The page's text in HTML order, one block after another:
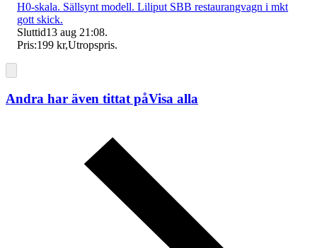
H0-skala. Sällsynt modell. Liliput SBB restaurangvagn i mkt
gott skick.
Sluttid13 aug 21:08.
Pris:199 kr,Utropspris.
Andra har även tittat påVisa alla